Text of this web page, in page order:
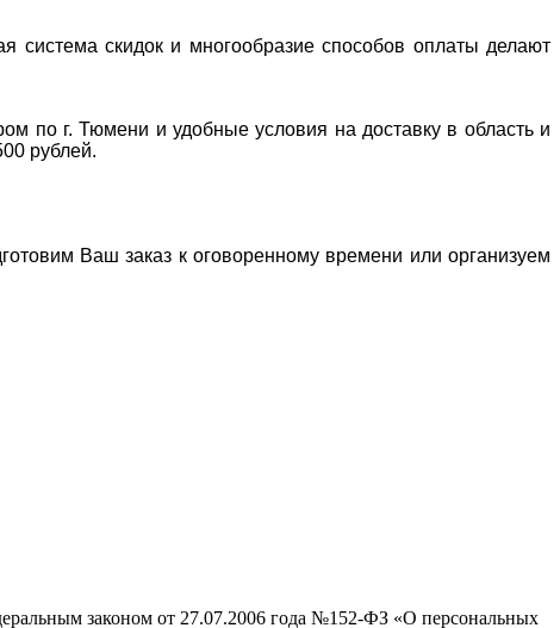
система скидок и многообразие способов оплаты делают
по г. Тюмени и удобные условия на доставку в область и
рублей.
Ваш заказ к оговоренному времени или организуем
законом от 27.07.2006 года №152-ФЗ «О персональных